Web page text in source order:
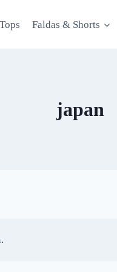
Tops Faldas & Shorts
japan